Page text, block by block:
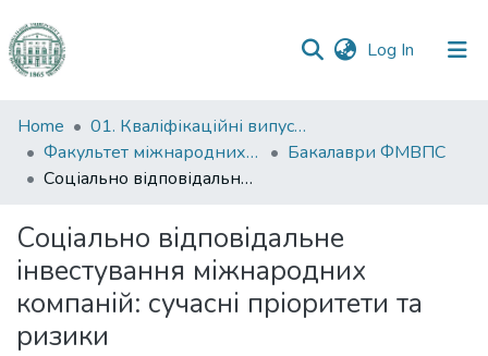
Log In (current)
Communities
&
Collections
Statistics
Home
01. Кваліфікаційні випускні роботи здобувачів вищої освіти
Факультет міжнародних відносин, політології та соціології
Бакалаври ФМВПС
Соціально відповідальне інвестування міжнародних компаній: сучасні пріоритети та ризики
Соціально відповідальне
інвестування міжнародних
компаній: сучасні пріоритети та
ризики